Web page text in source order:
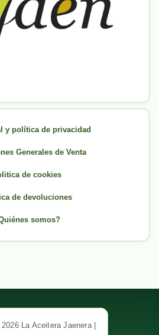
y política de privacidad
Generales de Venta
de cookies
de devoluciones
somos?
La Aceitera Jaenera |